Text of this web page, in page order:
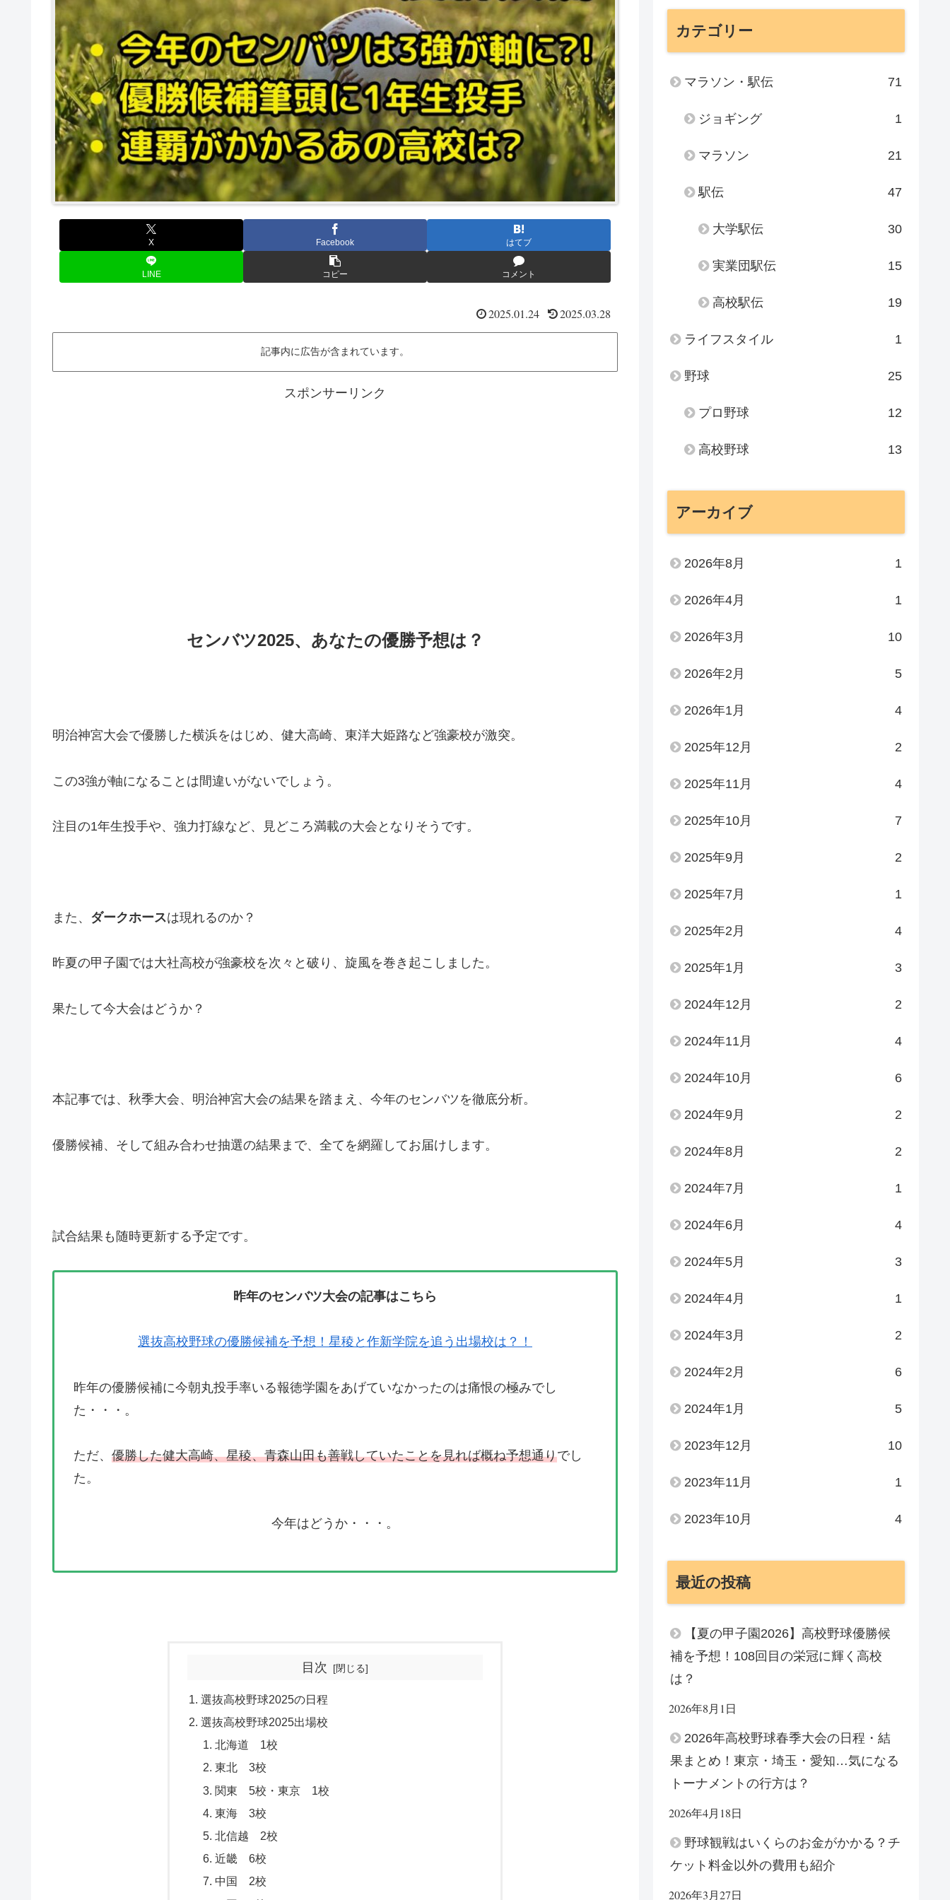
X Facebook はてブ
LINE コピー コメント
2025.01.24 2025.03.28
記事内に広告が含まれています。
スポンサーリンク
センバツ2025、あなたの優勝予想は？
明治神宮大会で優勝した横浜をはじめ、健大高崎、東洋大姫路など強豪校が激突。
この3強が軸になることは間違いがないでしょう。
注目の1年生投手や、強力打線など、見どころ満載の大会となりそうです。
また、 ダークホースは現れるのか？
昨夏の甲子園では大社高校が強豪校を次々と破り、旋風を巻き起こしました。
果たして今大会はどうか？
本記事では、秋季大会、明治神宮大会の結果を踏まえ、今年のセンバツを徹底分析。
優勝候補、そして組み合わせ抽選の結果まで、全てを網羅してお届けします。
試合結果も随時更新する予定です。
昨年のセンバツ大会の記事はこちら
選抜高校野球の優勝候補を予想！星稜と作新学院を追う出場校は？！
昨年の優勝候補に今朝丸投手率いる報徳学園をあげていなかったのは痛恨の極みでし
た・・・。
ただ、 優勝した健大高崎、星稜、青森山田も善戦していたことを見れば概ね予想通りでし
た。
今年はどうか・・・。
目次
選抜高校野球2025の日程
選抜高校野球2025出場校
北海道 1校
東北 3校
関東 5校・東京 1校
東海 3校
北信越 2校
近畿 6校
中国 2校
カテゴリー
マラソン・駅伝 71
ジョギング 1
マラソン 21
駅伝 47
大学駅伝 30
実業団駅伝 15
高校駅伝 19
ライフスタイル 1
野球 25
プロ野球 12
高校野球 13
アーカイブ
2026年8月 1
2026年4月 1
2026年3月 10
2026年2月 5
2026年1月 4
2025年12月 2
2025年11月 4
2025年10月 7
2025年9月 2
2025年7月 1
2025年2月 4
2025年1月 3
2024年12月 2
2024年11月 4
2024年10月 6
2024年9月 2
2024年8月 2
2024年7月 1
2024年6月 4
2024年5月 3
2024年4月 1
2024年3月 2
2024年2月 6
2024年1月 5
2023年12月 10
2023年11月 1
2023年10月 4
最近の投稿
【夏の甲子園2026】高校野球優勝候
補を予想！108回目の栄冠に輝く高校
は？
2026年8月1日
2026年高校野球春季大会の日程・結
果まとめ！東京・埼玉・愛知…気になる
トーナメントの行方は？
2026年4月18日
野球観戦はいくらのお金がかかる？チ
ケット料金以外の費用も紹介
2026年3月27日